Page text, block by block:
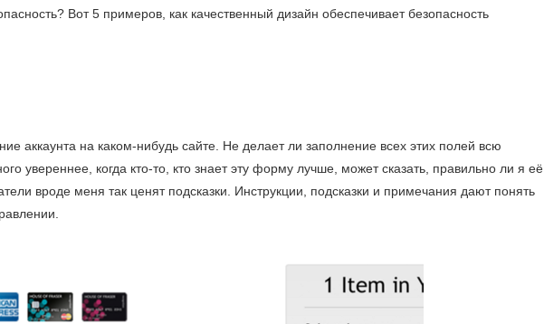
Вот 5 примеров, как качественный дизайн обеспечивает безопасность
аккаунта на каком-нибудь сайте. Не делает ли заполнение всех этих полей всю
увереннее, когда кто-то, кто знает эту форму лучше, может сказать, правильно ли я её
вроде меня так ценят подсказки. Инструкции, подсказки и примечания дают понять